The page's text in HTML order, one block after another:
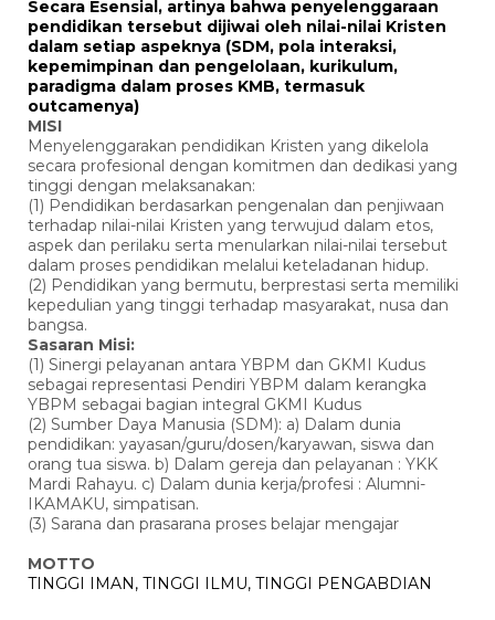
Secara Esensial, artinya bahwa penyelenggaraan
pendidikan tersebut dijiwai oleh nilai-nilai Kristen
dalam setiap aspeknya (SDM, pola interaksi,
kepemimpinan dan pengelolaan, kurikulum,
paradigma dalam proses KMB, termasuk
outcamenya)
MISI
Menyelenggarakan pendidikan Kristen yang dikelola
secara profesional dengan komitmen dan dedikasi yang
tinggi dengan melaksanakan:
(1) Pendidikan berdasarkan pengenalan dan penjiwaan
terhadap nilai-nilai Kristen yang terwujud dalam etos,
aspek dan perilaku serta menularkan nilai-nilai tersebut
dalam proses pendidikan melalui keteladanan hidup.
(2) Pendidikan yang bermutu, berprestasi serta memiliki
kepedulian yang tinggi terhadap masyarakat, nusa dan
bangsa.
Sasaran Misi:
(1) Sinergi pelayanan antara YBPM dan GKMI Kudus
sebagai representasi Pendiri YBPM dalam kerangka
YBPM sebagai bagian integral GKMI Kudus
(2) Sumber Daya Manusia (SDM): a) Dalam dunia
pendidikan: yayasan/guru/dosen/karyawan, siswa dan
orang tua siswa. b) Dalam gereja dan pelayanan : YKK
Mardi Rahayu. c) Dalam dunia kerja/profesi : Alumni-
IKAMAKU, simpatisan.
(3) Sarana dan prasarana proses belajar mengajar
MOTTO
TINGGI IMAN, TINGGI ILMU, TINGGI PENGABDIAN